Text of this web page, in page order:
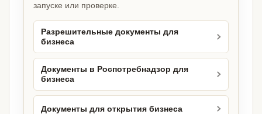
запуске или проверке.
Разрешительные документы для
бизнеса
Документы в Роспотребнадзор для
бизнеса
Документы для открытия бизнеса